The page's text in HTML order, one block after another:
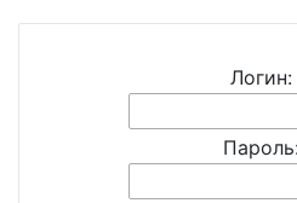
Логин: